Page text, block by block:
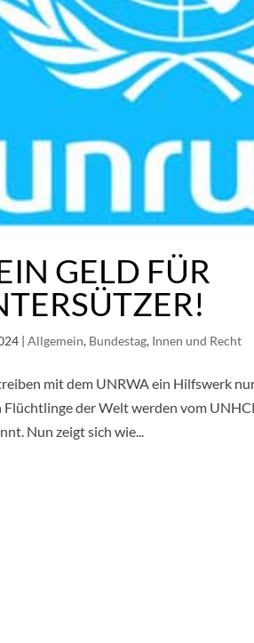
GELD FÜR
|Allgemein, Bundestag, Innen und Recht
mit dem UNRWA ein Hilfswerk
Flüchtlinge der Welt werden vom
Nun zeigt sich wie...